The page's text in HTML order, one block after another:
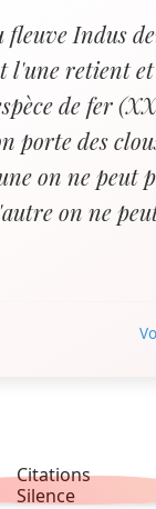
fleuve Indus
l'une retient
de fer
porte des
on ne peut
on ne
Citations
Silence